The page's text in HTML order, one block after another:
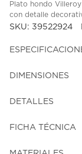
Plato hondo
con detalle
SKU: 39522924
DIMENSIONES
DETALLES
FICHA TÉCNICA